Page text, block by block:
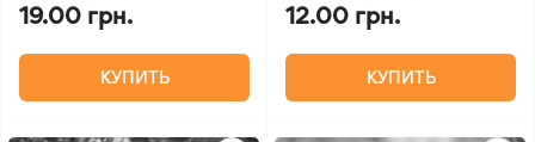
19.00 грн.
КУПИТЬ
12.00 грн.
КУПИТЬ